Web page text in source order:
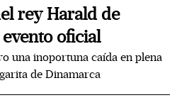
rey Harald de
oficial
una inoportuna caída en plena
de Dinamarca